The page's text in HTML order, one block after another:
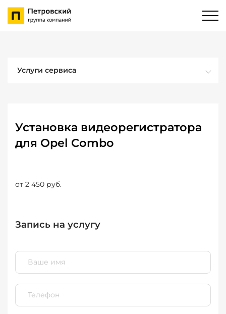
Услуги сервиса
Установка видеорегистратора
для Opel Combo
от 2 450 руб.
Запись на услугу